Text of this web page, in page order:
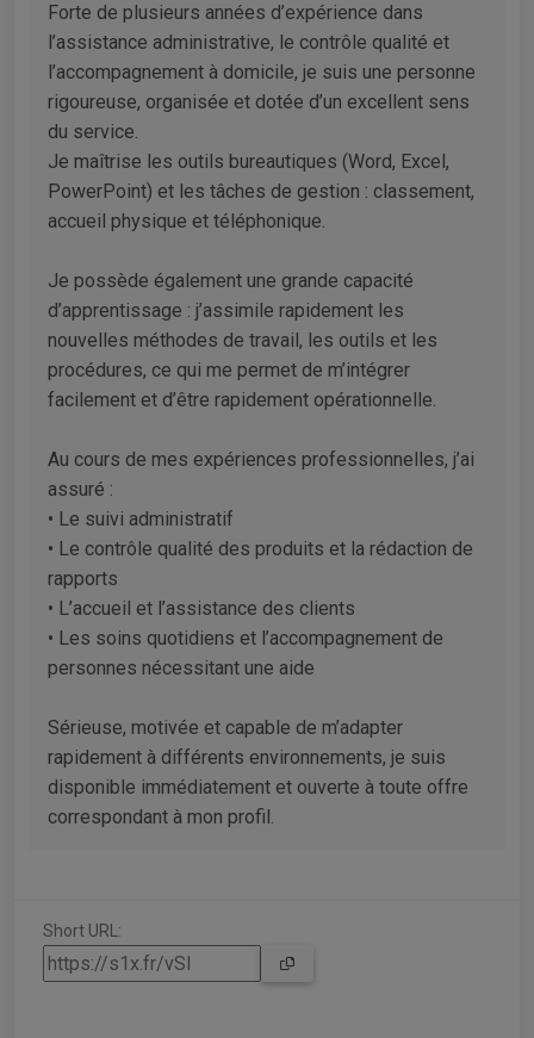
Forte de plusieurs années d’expérience dans
l’assistance administrative, le contrôle qualité et
l’accompagnement à domicile, je suis une personne
rigoureuse, organisée et dotée d’un excellent sens
du service.
Je maîtrise les outils bureautiques (Word, Excel,
PowerPoint) et les tâches de gestion : classement,
accueil physique et téléphonique.
Je possède également une grande capacité
d’apprentissage : j’assimile rapidement les
nouvelles méthodes de travail, les outils et les
procédures, ce qui me permet de m’intégrer
facilement et d’être rapidement opérationnelle.
Au cours de mes expériences professionnelles, j’ai
assuré :
• Le suivi administratif
• Le contrôle qualité des produits et la rédaction de
rapports
• L’accueil et l’assistance des clients
• Les soins quotidiens et l’accompagnement de
personnes nécessitant une aide
Sérieuse, motivée et capable de m’adapter
rapidement à différents environnements, je suis
disponible immédiatement et ouverte à toute offre
correspondant à mon profil.
Short URL: